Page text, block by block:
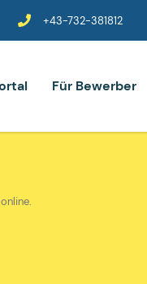
+43-732-381812
Für Bewerber